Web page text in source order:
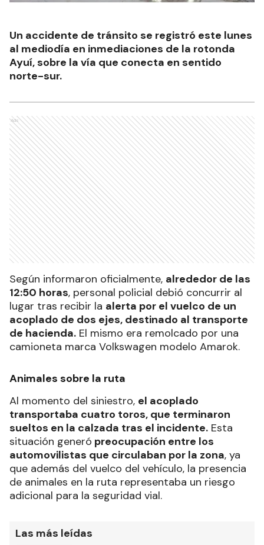
Un accidente de tránsito se registró este lunes
al mediodía en inmediaciones de la rotonda
Ayuí, sobre la vía que conecta en sentido
norte-sur.
Ads
Según informaron oficialmente, alrededor de las
12:50 horas, personal policial debió concurrir al
lugar tras recibir la alerta por el vuelco de un
acoplado de dos ejes, destinado al transporte
de hacienda. El mismo era remolcado por una
camioneta marca Volkswagen modelo Amarok.
Animales sobre la ruta
Al momento del siniestro, el acoplado
transportaba cuatro toros, que terminaron
sueltos en la calzada tras el incidente. Esta
situación generó preocupación entre los
automovilistas que circulaban por la zona, ya
que además del vuelco del vehículo, la presencia
de animales en la ruta representaba un riesgo
adicional para la seguridad vial.
Las más leídas